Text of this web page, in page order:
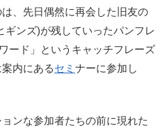
、先日偶然に再会した旧友の
ギンズ)が残していったパンフレ
ード」というキャッチフレーズ
内にあるセミ ナーに参加し
ンな参加者たちの前に現れた